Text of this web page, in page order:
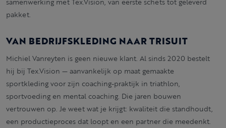
pakket.
VAN BEDRIJFSKLEDING NAAR TRISUIT
Michiel Vanreyten is geen nieuwe klant. Al sinds 2020 bestelt
hij bij Tex.Vision — aanvankelijk op maat gemaakte
sportkleding voor zijn coaching-praktijk in triathlon,
sportvoeding en mental coaching. Die jaren bouwen
vertrouwen op. Je weet wat je krijgt: kwaliteit die standhoudt,
een productieproces dat loopt en een partner die meedenkt.